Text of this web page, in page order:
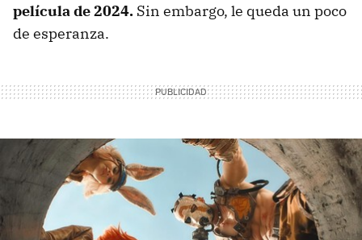
película de 2024. Sin embargo, le queda un poco
de esperanza.